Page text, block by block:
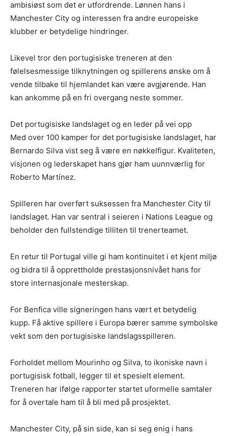
ambisiøst som det er utfordrende. Lønnen hans i
Manchester City og interessen fra andre europeiske
klubber er betydelige hindringer.
Likevel tror den portugisiske treneren at den
følelsesmessige tilknytningen og spillerens ønske om å
vende tilbake til hjemlandet kan være avgjørende. Han
kan ankomme på en fri overgang neste sommer.
Det portugisiske landslaget og en leder på vei opp
Med over 100 kamper for det portugisiske landslaget, har
Bernardo Silva vist seg å være en nøkkelfigur. Kvaliteten,
visjonen og lederskapet hans gjør ham uunnværlig for
Roberto Martínez.
Spilleren har overført suksessen fra Manchester City til
landslaget. Han var sentral i seieren i Nations League og
beholder den fullstendige tilliten til trenerteamet.
En retur til Portugal ville gi ham kontinuitet i et kjent miljø
og bidra til å opprettholde prestasjonsnivået hans for
store internasjonale mesterskap.
For Benfica ville signeringen hans vært et betydelig
kupp. Få aktive spillere i Europa bærer samme symbolske
vekt som den portugisiske landslagsspilleren.
Forholdet mellom Mourinho og Silva, to ikoniske navn i
portugisisk fotball, legger til et spesielt element.
Treneren har ifølge rapporter startet uformelle samtaler
for å overtale ham til å bli med på prosjektet.
Manchester City, på sin side, kan si seg enig i hans